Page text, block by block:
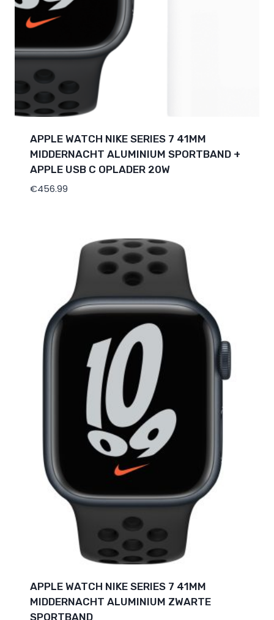
APPLE WATCH NIKE SERIES 7 41MM
MIDDERNACHT ALUMINIUM SPORTBAND +
APPLE USB C OPLADER 20W
€456.99
APPLE WATCH NIKE SERIES 7 41MM
MIDDERNACHT ALUMINIUM ZWARTE
SPORTBAND